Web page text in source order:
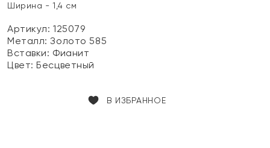
Ширина - 1,4 см
Артикул: 125079
Металл:Золото 585
Вставки: Фианит
Цвет:Бесцветный
В ИЗБРАННОЕ